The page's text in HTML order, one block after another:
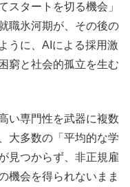
スタートを切る機会」
職氷河期が、その後の
うに、AIによる採用激
窮と社会的孤立を生む
い専門性を武器に複数
大多数の「平均的な学
見つからず、非正規雇
機会を得られないまま